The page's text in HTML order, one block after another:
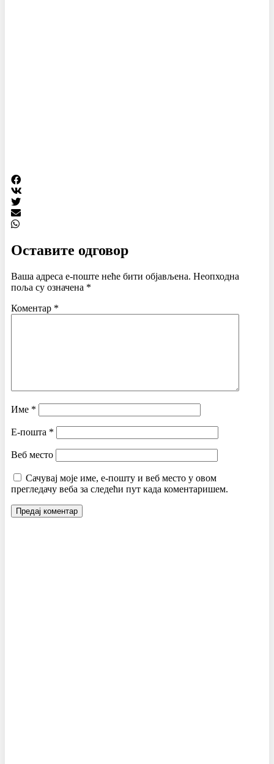
Оставите одговор
Ваша адреса е-поште неће бити објављена. Неопходна
поља су означена *
Коментар *
Име *
Е-пошта *
Веб место
Сачувај моје име, е-пошту и веб место у овом
прегледачу веба за следећи пут када коментаришем.